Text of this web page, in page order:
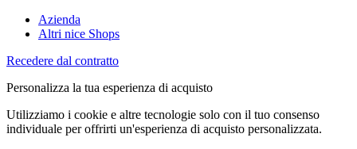
Azienda
Altri nice Shops
Recedere dal contratto
Personalizza la tua esperienza di acquisto
Utilizziamo i cookie e altre tecnologie solo con il tuo consenso
individuale per offrirti un'esperienza di acquisto personalizzata.